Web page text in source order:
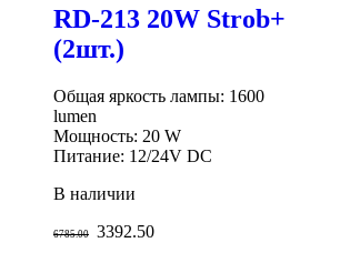
RD-213 20W Strob+
(2шт.)
Общая яркость лампы: 1600
lumen
Мощность: 20 W
Питание: 12/24V DC
В наличии
6785.00 3392.50